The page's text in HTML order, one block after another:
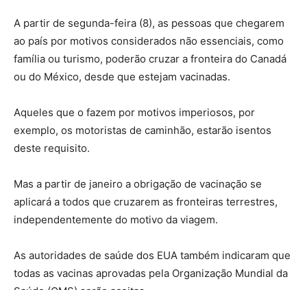
A partir de segunda-feira (8), as pessoas que chegarem
ao país por motivos considerados não essenciais, como
família ou turismo, poderão cruzar a fronteira do Canadá
ou do México, desde que estejam vacinadas.
Aqueles que o fazem por motivos imperiosos, por
exemplo, os motoristas de caminhão, estarão isentos
deste requisito.
Mas a partir de janeiro a obrigação de vacinação se
aplicará a todos que cruzarem as fronteiras terrestres,
independentemente do motivo da viagem.
As autoridades de saúde dos EUA também indicaram que
todas as vacinas aprovadas pela Organização Mundial da